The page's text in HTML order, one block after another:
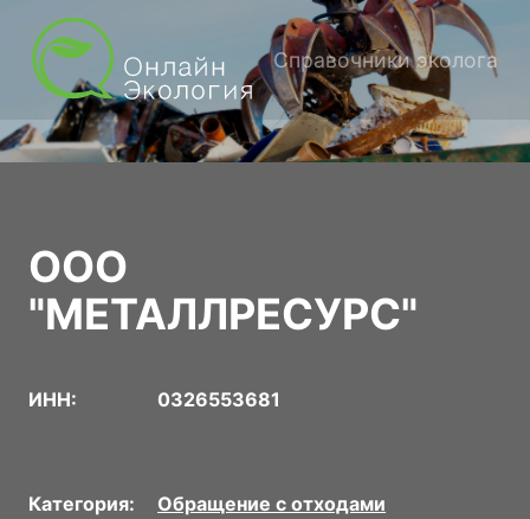
Справочники эколога
ООО
"МЕТАЛЛРЕСУРС"
ИНН: 0326553681
Категория:
Обращение с отходами